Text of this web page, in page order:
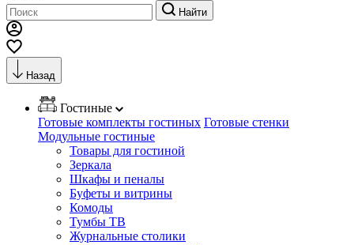
Найти
Назад
Гостиные
Готовые комплекты гостиных Готовые стенки
Модульные гостиные
Товары для гостиной
Зеркала
Шкафы и пеналы
Буфеты и витрины
Комоды
Тумбы ТВ
Журнальные столики